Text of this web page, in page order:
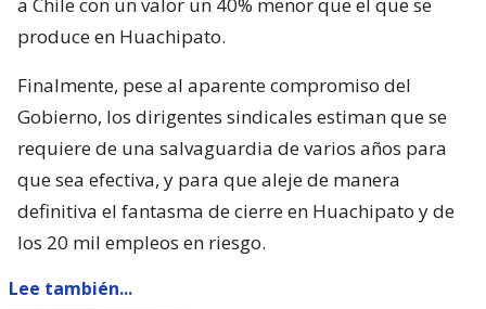
produce en Huachipato.
Finalmente, pese al aparente compromiso del
Gobierno, los dirigentes sindicales estiman que se
requiere de una salvaguardia de varios años para
que sea efectiva, y para que aleje de manera
definitiva el fantasma de cierre en Huachipato y de
los 20 mil empleos en riesgo.
Lee también...